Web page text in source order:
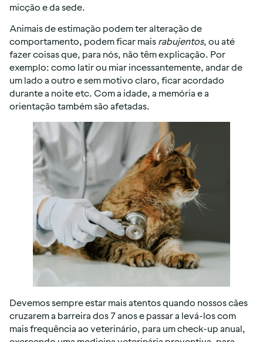
micção e da sede.
Animais de estimação podem ter alteração de
comportamento, podem ficar mais rabujentos, ou até
fazer coisas que, para nós, não têm explicação. Por
exemplo: como latir ou miar incessantemente, andar de
um lado a outro e sem motivo claro, ficar acordado
durante a noite etc. Com a idade, a memória e a
orientação também são afetadas.
Devemos sempre estar mais atentos quando nossos cães
cruzarem a barreira dos 7 anos e passar a levá-los com
mais frequência ao veterinário, para um check-up anual,